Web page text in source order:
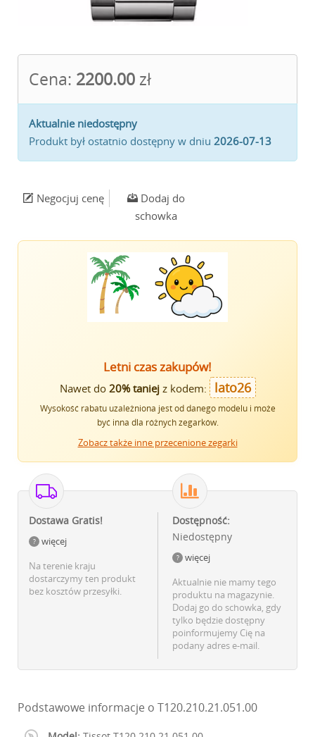
Cena: 2200.00 zł
Aktualnie niedostępny
Produkt był ostatnio dostępny w dniu 2026-07-13
Negocjuj cenę
Dodaj do
schowka
Letni czas zakupów!
Nawet do 20% taniejz kodem: lato26
Wysokość rabatu uzależniona jest od danego modelu i może
być inna dla różnych zegarków.
Zobacz także inne przecenione zegarki
Dostawa Gratis!
więcej
Na terenie kraju
dostarczymy ten produkt
bez kosztów przesyłki.
Dostępność:
Niedostępny
więcej
Aktualnie nie mamy tego
produktu na magazynie.
Dodaj go do schowka, gdy
tylko będzie dostępny
poinformujemy Cię na
podany adres e-mail.
Podstawowe informacje o T120.210.21.051.00